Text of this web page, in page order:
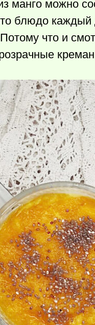
манго можно
блюдо каждый
Потому что и